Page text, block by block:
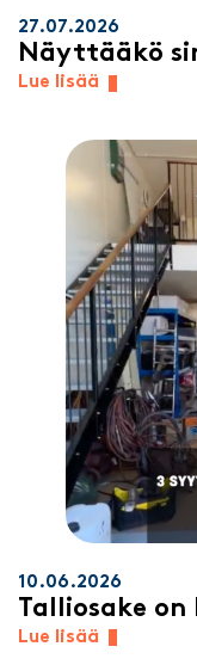
27.07.2026
Näyttääkö
Lue lisää
10.06.2026
Talliosake
Lue lisää